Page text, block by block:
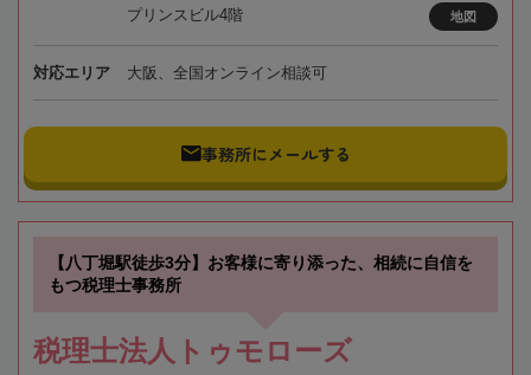
プリンスビル4階
地図
対応エリア 大阪、全国オンライン相談可
事務所にメールする
【八丁堀駅徒歩3分】お客様に寄り添った、相続に自信を
もつ税理士事務所
税理士法人トゥモローズ